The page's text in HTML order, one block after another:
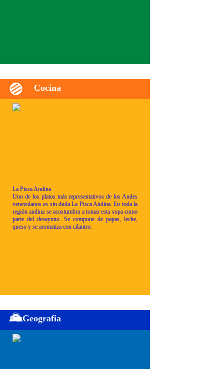
Cocina
La Pisca Andina
Uno de los platos más representativos de los Andes
venezolanos es sin duda La Pisca Andina. En toda la
región andina se acostumbra a tomar esta sopa como
parte del desayuno. Se compone de papas, leche,
queso y se aromatiza con cilantro.
Geografia